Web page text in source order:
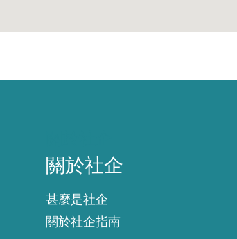
關於社企
甚麼是社企
關於社企指南